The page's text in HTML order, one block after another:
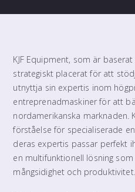
KJF Equipment, som är
strategiskt placerat för att
utnyttja sin expertis inom
entreprenadmaskiner för att
nordamerikanska marknaden.
förståelse för specialiserade
deras expertis passar perfekt
en multifunktionell lösning
mångsidighet och produktivitet.